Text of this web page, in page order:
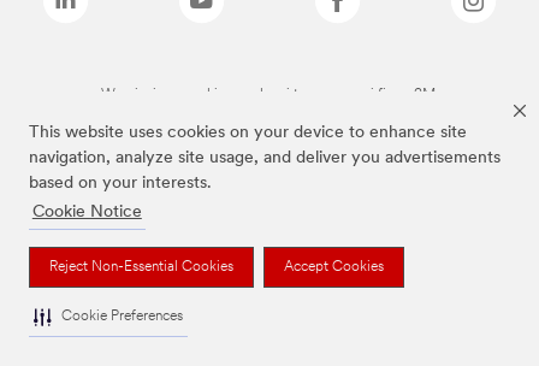
This website uses cookies on your device to enhance site
navigation, analyze site usage, and deliver you advertisements
based on your interests.
Cookie Notice
Reject Non-Essential Cookies Accept Cookies
Cookie Preferences
Wymienione marki są znakami towarowymi firmy 3M.